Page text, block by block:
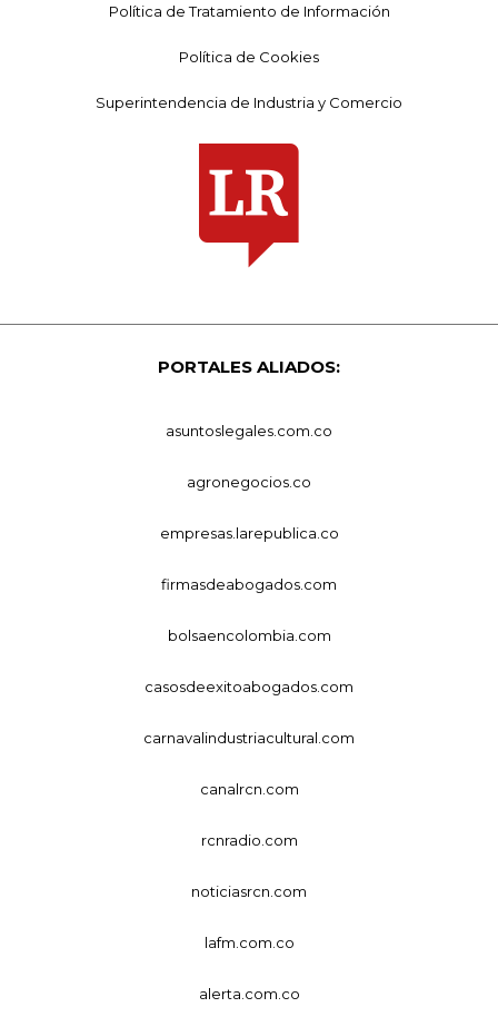
Política de Tratamiento de Información
Política de Cookies
Superintendencia de Industria y Comercio
PORTALES ALIADOS:
asuntoslegales.com.co
agronegocios.co
empresas.larepublica.co
firmasdeabogados.com
bolsaencolombia.com
casosdeexitoabogados.com
carnavalindustriacultural.com
canalrcn.com
rcnradio.com
noticiasrcn.com
lafm.com.co
alerta.com.co